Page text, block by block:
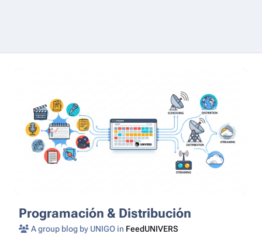
Programación & Distribución
A group blog by UNIGO in FeedUNIVERS